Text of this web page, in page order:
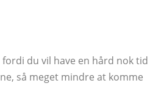
du vil have en hård nok tid
så meget mindre at komme